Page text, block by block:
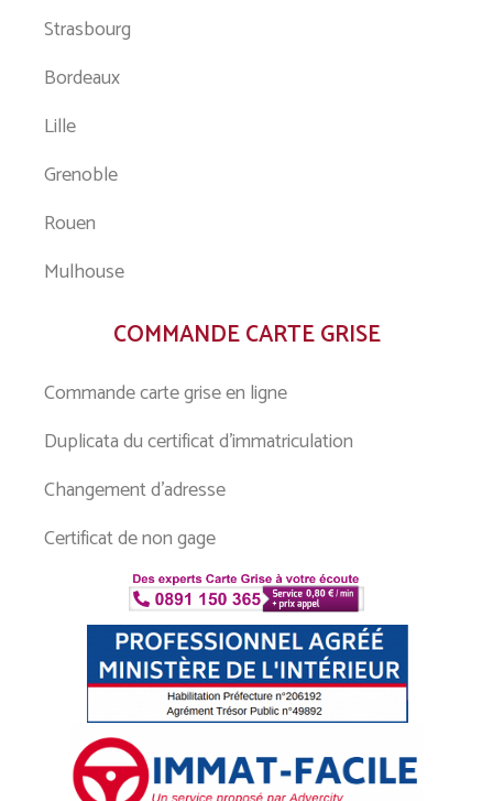
Strasbourg
Bordeaux
Lille
Grenoble
Rouen
Mulhouse
COMMANDE CARTE GRISE
Commande carte grise en ligne
Duplicata du certificat d’immatriculation
Changement d’adresse
Certificat de non gage